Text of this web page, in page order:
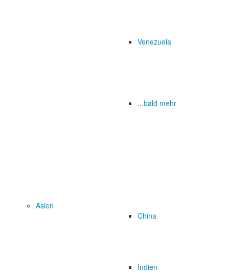
Venezuela
...bald mehr
Asien
China
Indien